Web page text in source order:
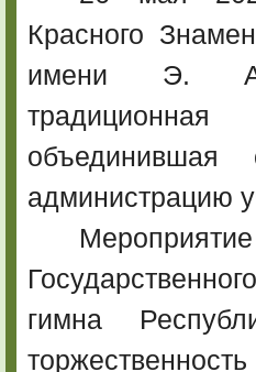
Красного
имени Э. А.
объединившая
администрацию
гимна